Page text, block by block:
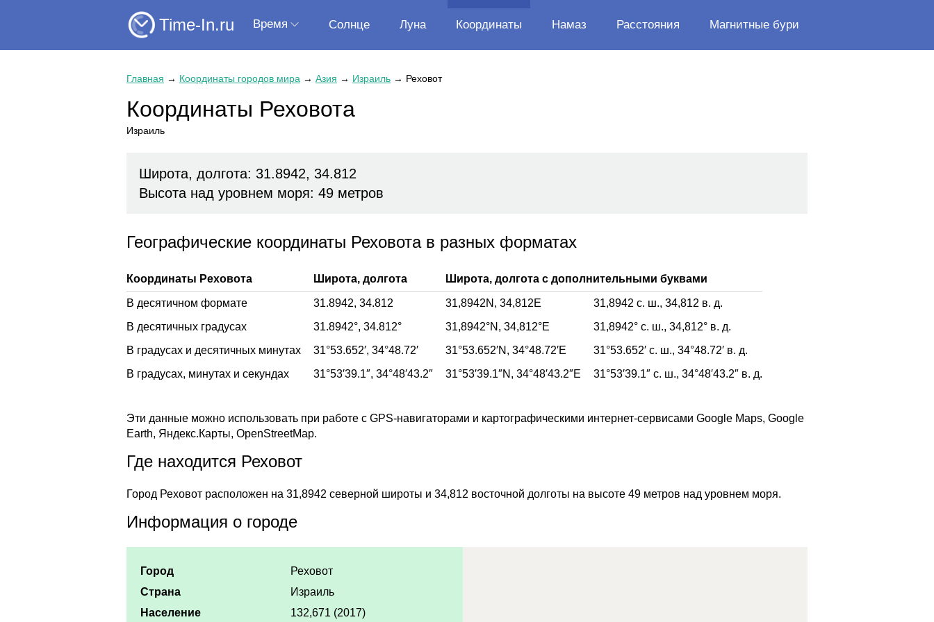
Time-In.ru Время Солнце Луна Координаты Намаз Расстояния Магнитные бури
Главная → Координаты городов мира → Азия → Израиль → Реховот
Координаты Реховота
Израиль
Широта, долгота: 31.8942, 34.812
Высота над уровнем моря: 49 метров
Географические координаты Реховота в разных форматах
Координаты Реховота Широта, долгота Широта, долгота с дополнительными буквами
В десятичном формате 31.8942, 34.812 31,8942N, 34,812E 31,8942 с. ш., 34,812 в. д.
В десятичных градусах
31.8942°, 34.812° 31,8942°N, 34,812°E 31,8942° с. ш., 34,812° в. д.
В градусах и десятичных минутах
31°53.652′, 34°48.72′ 31°53.652′N, 34°48.72′E 31°53.652′ с. ш., 34°48.72′ в. д.
В градусах, минутах и секундах
31°53′39.1″, 34°48′43.2″ 31°53′39.1″N, 34°48′43.2″E 31°53′39.1″ с. ш., 34°48′43.2″ в. д.
Эти данные можно использовать при работе с GPS-навигаторами и картографическими интернет-сервисами Google Maps, Google
Earth, Яндекс.Карты, OpenStreetMap.
Где находится Реховот
Город Реховот расположен на 31,8942 северной широты и 34,812 восточной долготы на высоте 49 метров над уровнем моря.
Информация о городе
Город
Реховот
Страна
Израиль
Население
132,671 (2017)